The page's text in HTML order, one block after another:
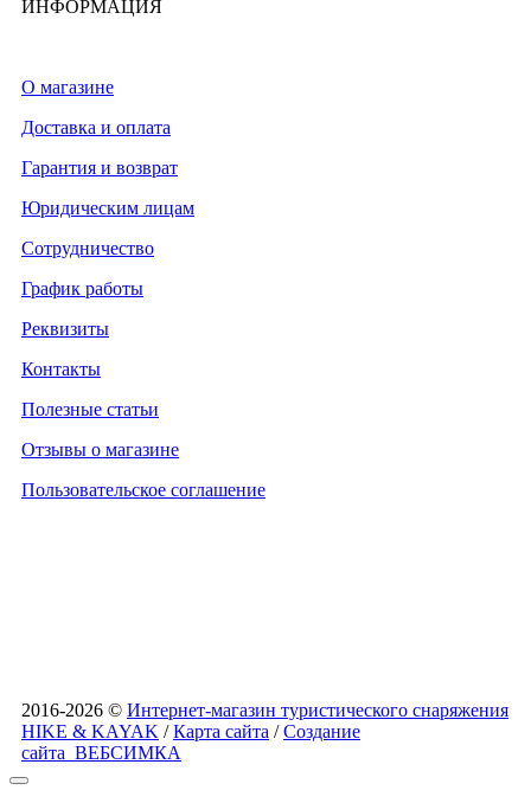
ИНФОРМАЦИЯ
О магазине
Доставка и оплата
Гарантия и возврат
Юридическим лицам
Сотрудничество
График работы
Реквизиты
Контакты
Полезные статьи
Отзывы о магазине
Пользовательское соглашение
2016-2026 © Интернет-магазин туристического снаряжения
HIKE & KAYAK /Карта сайта /Создание
сайта ВЕБСИМКА